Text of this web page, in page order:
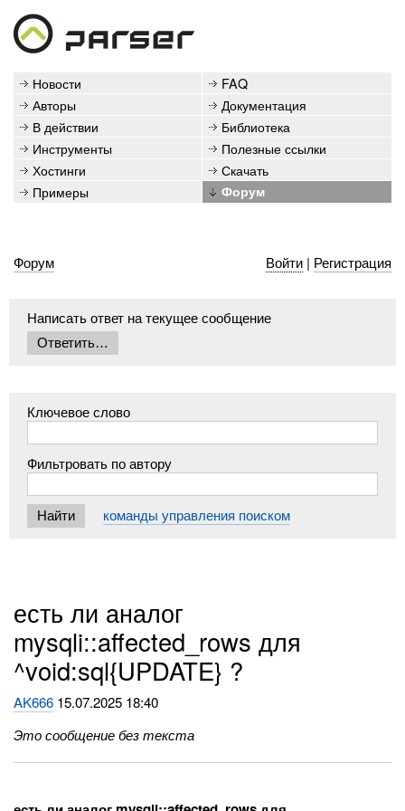
Новости
FAQ
Авторы
Документация
В действии
Библиотека
Инструменты
Полезные ссылки
Хостинги
Скачать
Примеры
Форум
Форум Войти| Регистрация
Написать ответ на текущее сообщение
Ключевое слово
Фильтровать по автору
команды управления поиском
есть ли аналог
mysqli::affected_rows для
^void:sql{UPDATE} ?
AK666 15.07.2025 18:40
Это сообщение без текста